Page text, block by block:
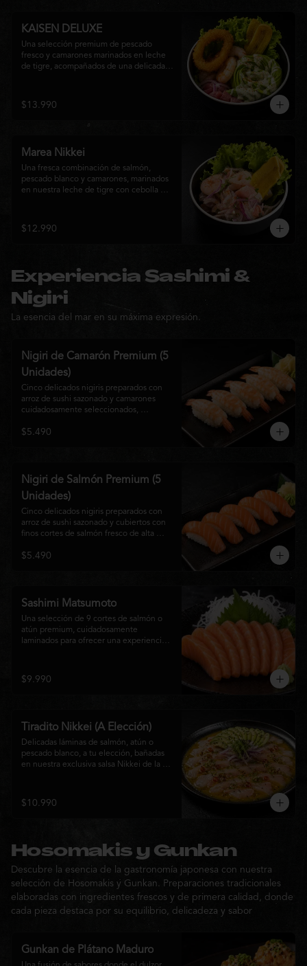
KAISEN DELUXE
Una selección premium de pescado
fresco y camarones marinados en leche
de tigre, acompañados de una delicada
que combina frescura, textura y
elegancia en cada bocado.
$13.990
Marea Nikkei
Una fresca combinación de salmón,
pescado blanco y camarones, marinados
en nuestra leche de tigre con cebolla
para una experiencia Nikkei llena de
frescura, equilibrio y sabor.
$12.990
Experiencia Sashimi &
Nigiri
La esencia del mar en su máxima expresión.
Nigiri de Camarón Premium (5
Unidades)
Cinco delicados nigiris preparados con
arroz de sushi sazonado y camarones
cuidadosamente seleccionados,
Su textura suave, frescura y sabor natural
$5.490
Nigiri de Salmón Premium (5
Unidades)
Cinco delicados nigiris preparados con
arroz de sushi sazonado y cubiertos con
finos cortes de salmón fresco de alta
gastronomía japonesa que destaca por su
$5.490
Sashimi Matsumoto
Una selección de 9 cortes de salmón o
atún premium, cuidadosamente
laminados para ofrecer una experiencia
$9.990
Tiradito Nikkei (A Elección)
Delicadas láminas de salmón, atún o
pescado blanco, a tu elección, bañadas
en nuestra exclusiva salsa Nikkei de la
palta, cebolla morada, ají fresco, brotes y
sésamo, ofreciendo una experiencia
$10.990
Hosomakis y Gunkan
Descubre la esencia de la gastronomía japonesa con nuestra
selección de Hosomakis y Gunkan. Preparaciones tradicionales
elaboradas con ingredientes frescos y de primera calidad, donde
cada pieza destaca por su equilibrio, delicadeza y sabor
Gunkan de Plátano Maduro